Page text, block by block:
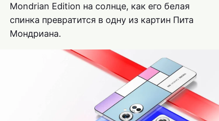
Mondrian Edition на солнце, как его белая
спинка превратится в одну из картин Пита
Мондриана.